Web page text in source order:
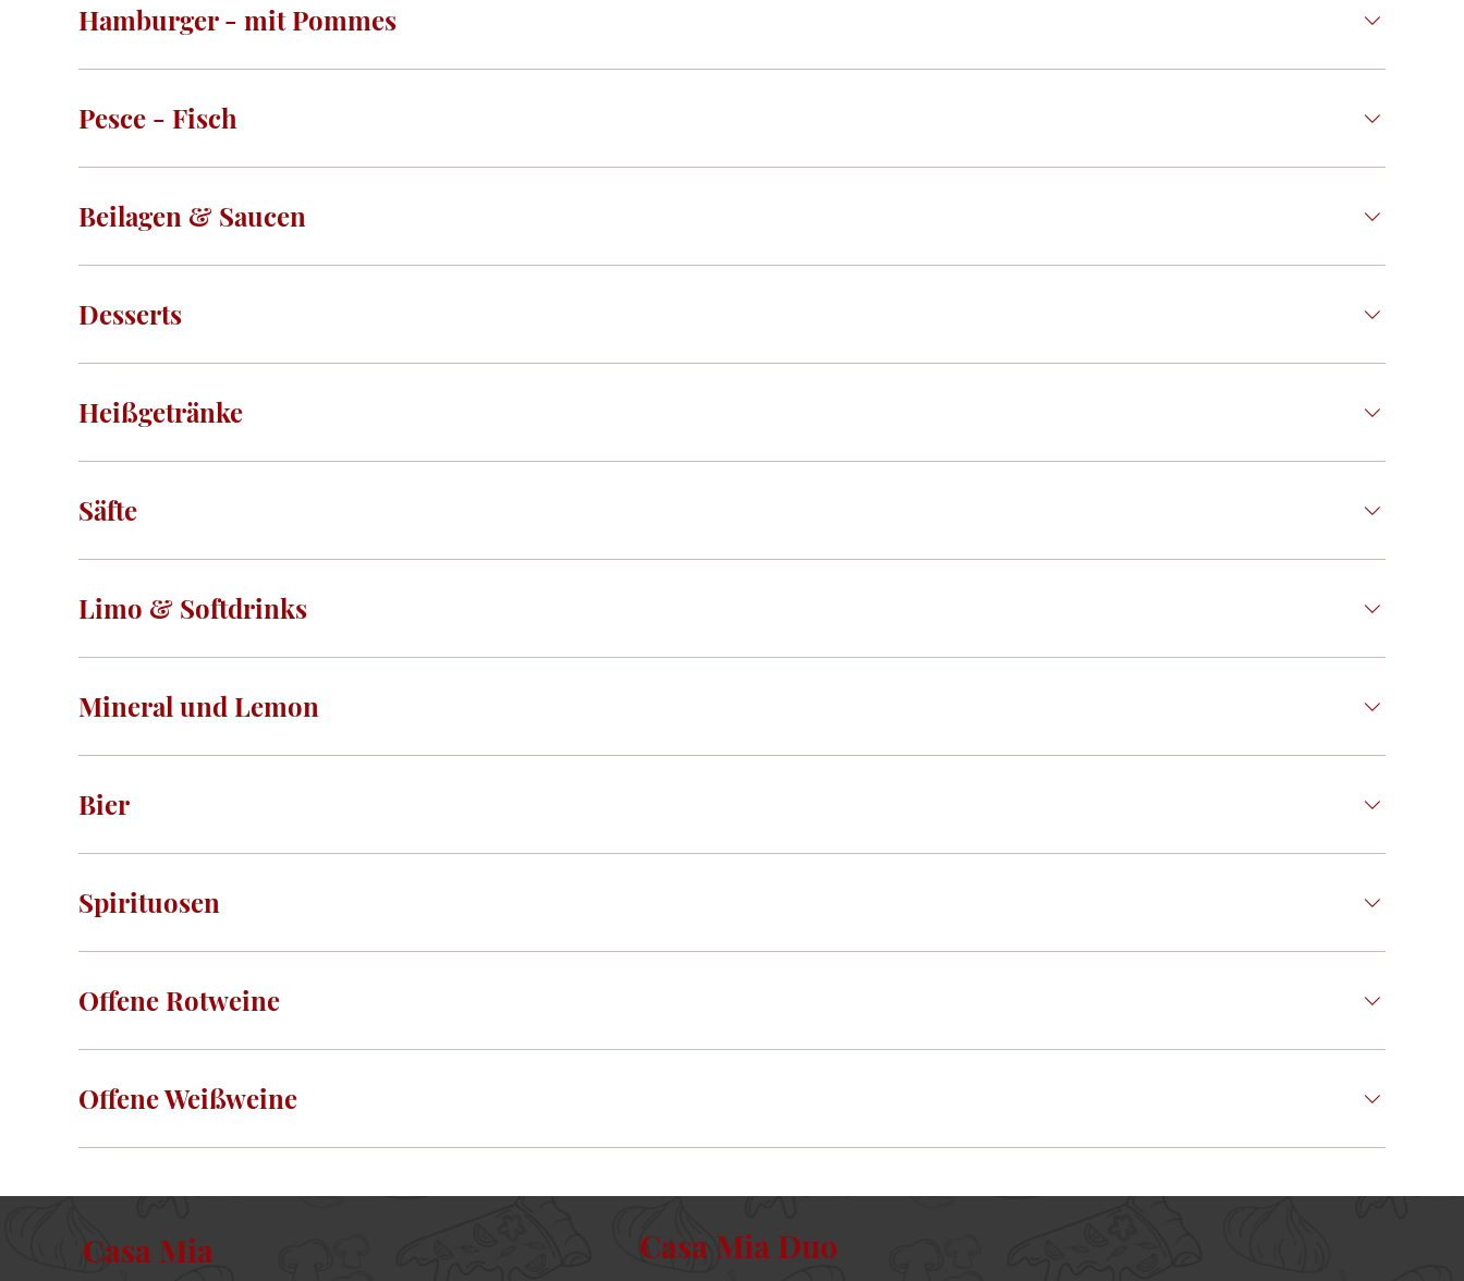
Hamburger - mit Pommes
Pesce - Fisch
Beilagen & Saucen
Desserts
Heißgetränke
Säfte
Limo & Softdrinks
Mineral und Lemon
Bier
Spirituosen
Offene Rotweine
Offene Weißweine
Casa Mia Casa Mia Duo